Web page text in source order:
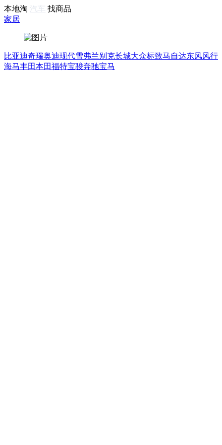
本地淘 汽车
找商品
家居
比亚迪奇瑞奥迪现代雪弗兰别克长城大众标致马自达东风风行
海马丰田本田福特宝骏奔驰宝马